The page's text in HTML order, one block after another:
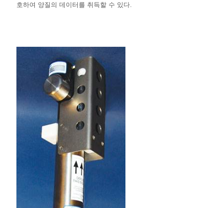
호하여 양질의 데이터를 취득할 수 있다.